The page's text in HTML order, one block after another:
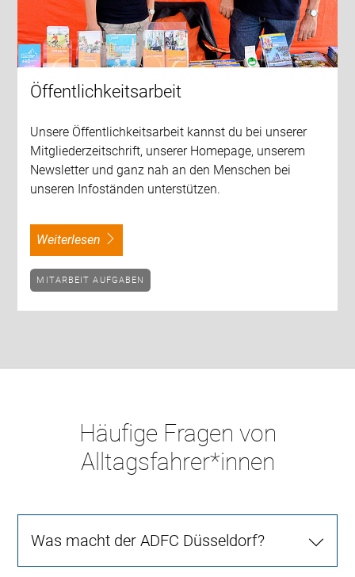
Öffentlichkeitsarbeit
Unsere Öffentlichkeitsarbeit kannst du bei unserer
Mitgliederzeitschrift, unserer Homepage, unserem
Newsletter und ganz nah an den Menschen bei
unseren Infoständen unterstützen.
weiterlesen
MITARBEIT AUFGABEN
Häufige Fragen von
Alltagsfahrer*innen
Was macht der ADFC Düsseldorf?